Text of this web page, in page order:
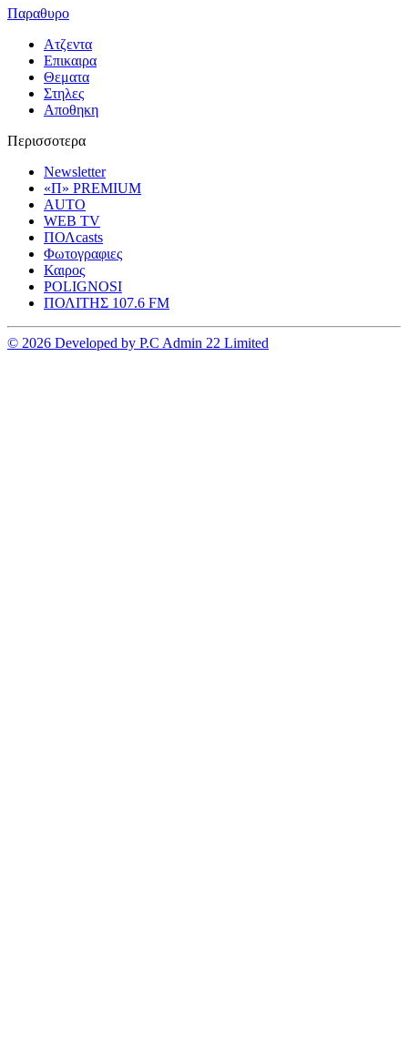
Παραθυρο
Ατζεντα
Επικαιρα
Θεματα
Στηλες
Αποθηκη
Περισσοτερα
Newsletter
«Π» PREMIUM
AUTO
WEB TV
ΠΟΛcasts
Φωτογραφιες
Καιρος
POLIGNOSI
ΠΟΛΙΤΗΣ 107.6 FM
© 2026 Developed by P.C Admin 22 Limited